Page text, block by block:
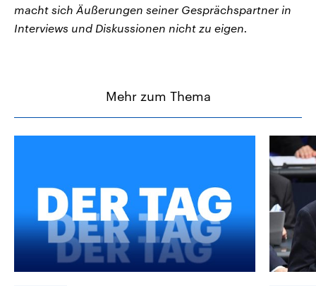
macht sich Äußerungen seiner Gesprächspartner in
Interviews und Diskussionen nicht zu eigen.
Mehr zum Thema